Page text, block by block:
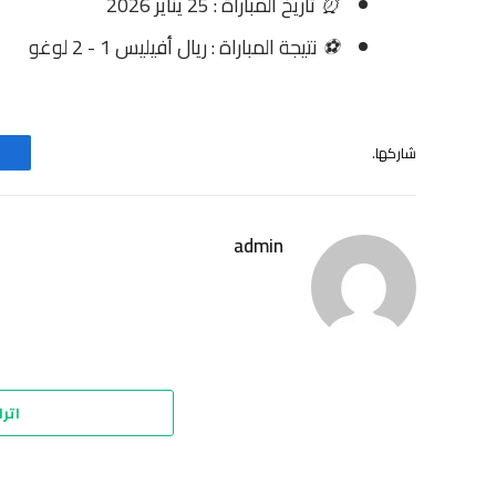
⚽ نتيجة المباراة : ريال أفيليس 1 - 2 لوغو
شاركها.
admin